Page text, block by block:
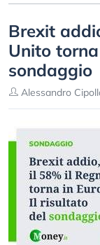
Brexit
Unito
sondaggio
Alessandro